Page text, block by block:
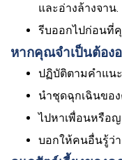
และอ่างล้างจาน.
รีบออกไปก่อนที่
หากคุณจำเป็นต้อง
ปฏิบัติตามคำแนะ
นำชุดฉุกเฉินขอ
ไปหาเพื่อนหรือ
บอกให้คนอื่นรู้ว่